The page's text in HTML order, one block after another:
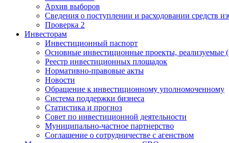
Архив выборов
Сведения о поступлении и расходовании средств
Проверка 2
Инвесторам
Инвестиционный паспорт
Основные инвестиционные проекты, реализуемые
Реестр инвестиционных площадок
Нормативно-правовые акты
Новости
Обращение к инвестиционному уполномоченному
Система поддержки бизнеса
Статистика и прогноз
Совет по инвестиционной деятельности
Муниципально-частное партнерство
Соглашение о сотрудничестве с агенством